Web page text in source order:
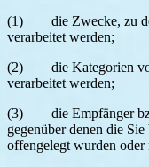
(1) die Zwecke, zu
verarbeitet werden;
(2) die Kategorien von
verarbeitet werden;
(3) die Empfänger
gegenüber denen die
offengelegt wurden